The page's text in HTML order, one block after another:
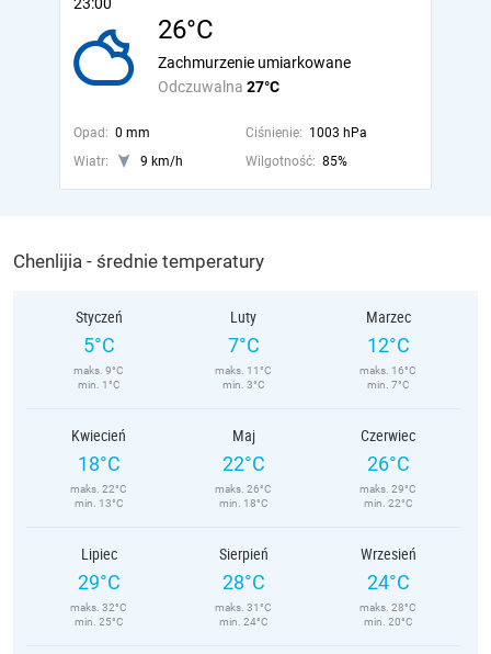
26°C
Odczuwalna 27°C
Zachmurzenie umiarkowane
Opad: 0 mm Ciśnienie: 1003 hPa
Wiatr:
9 km/h Wilgotność: 85%
Chenlijia - średnie temperatury
Styczeń
5°C
maks. 9°C
min. 1°C
Luty
7°C
maks. 11°C
min. 3°C
Marzec
12°C
maks. 16°C
min. 7°C
Kwiecień
18°C
maks. 22°C
min. 13°C
Maj
22°C
maks. 26°C
min. 18°C
Czerwiec
26°C
maks. 29°C
min. 22°C
Lipiec
29°C
maks. 32°C
min. 25°C
Sierpień
28°C
maks. 31°C
min. 24°C
Wrzesień
24°C
maks. 28°C
min. 20°C